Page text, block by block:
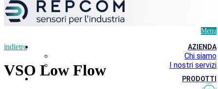
Menu
AZIENDA
Chi siamo
I nostri servizi
PRODOTTI
indietro
VSO Low Flow